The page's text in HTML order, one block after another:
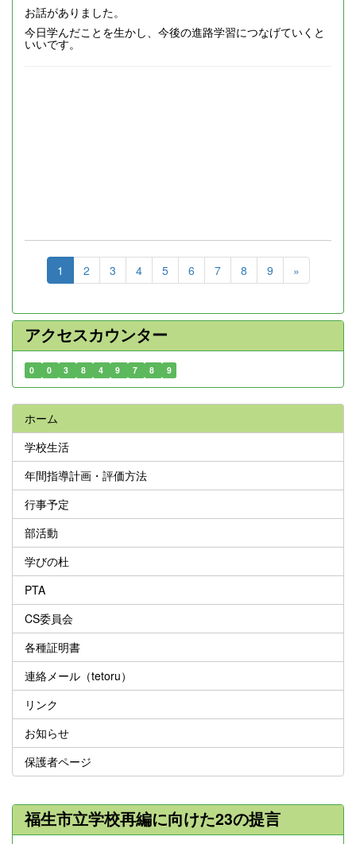
お話がありました。
今日学んだことを生かし、今後の進路学習につなげていくと
いいです。
1 2 3 4 5 6 7 8 9 »
アクセスカウンター
0 0 3 8 4 9 7 8 9
ホーム
学校生活
年間指導計画・評価方法
行事予定
部活動
学びの杜
PTA
CS委員会
各種証明書
連絡メール（tetoru）
リンク
お知らせ
保護者ページ
福生市立学校再編に向けた23の提言